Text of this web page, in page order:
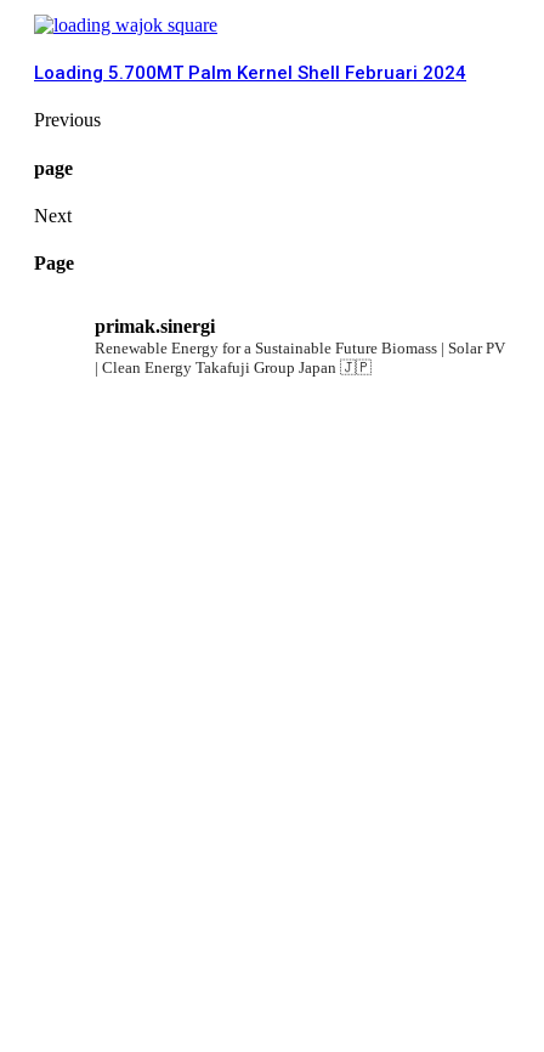
Loading 5.700MT Palm Kernel Shell Februari 2024
Previous
page
Next
Page
primak.sinergi
Renewable Energy for a Sustainable Future Biomass | Solar PV
| Clean Energy Takafuji Group Japan 🇯🇵